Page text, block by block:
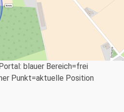
blauer Bereich=frei
Punkt=aktuelle Position